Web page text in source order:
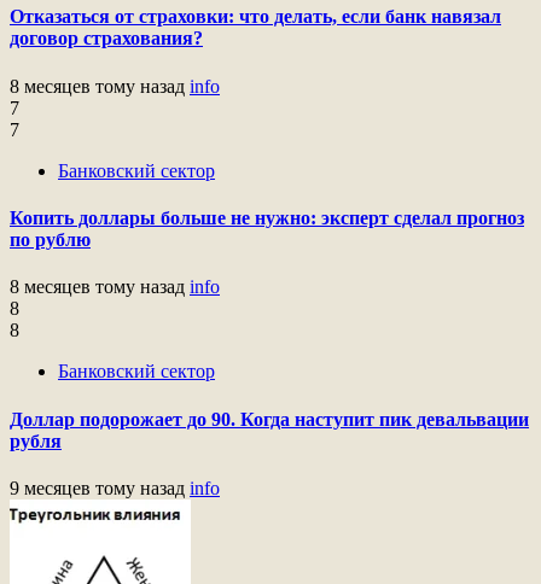
Отказаться от страховки: что делать, если банк навязал
договор страхования?
8 месяцев тому назад info
7
7
Банковский сектор
Копить доллары больше не нужно: эксперт сделал прогноз
по рублю
8 месяцев тому назад info
8
8
Банковский сектор
Доллар подорожает до 90. Когда наступит пик девальвации
рубля
9 месяцев тому назад info